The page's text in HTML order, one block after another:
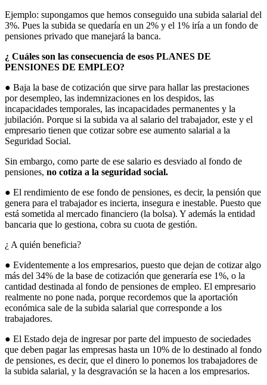
Ejemplo: supongamos que hemos conseguido una subida salarial del
3%. Pues la subida se quedaría en un 2% y el 1% iría a un fondo de
pensiones privado que manejará la banca.
¿ Cuáles son las consecuencia de esos PLANES DE
PENSIONES DE EMPLEO?
● Baja la base de cotización que sirve para hallar las prestaciones
por desempleo, las indemnizaciones en los despidos, las
incapacidades temporales, las incapacidades permanentes y la
jubilación. Porque si la subida va al salario del trabajador, este y el
empresario tienen que cotizar sobre ese aumento salarial a la
Seguridad Social.
Sin embargo, como parte de ese salario es desviado al fondo de
pensiones, no cotiza a la seguridad social.
● El rendimiento de ese fondo de pensiones, es decir, la pensión que
genera para el trabajador es incierta, insegura e inestable. Puesto que
está sometida al mercado financiero (la bolsa). Y además la entidad
bancaria que lo gestiona, cobra su cuota de gestión.
¿ A quién beneficia?
● Evidentemente a los empresarios, puesto que dejan de cotizar algo
más del 34% de la base de cotización que generaría ese 1%, o la
cantidad destinada al fondo de pensiones de empleo. El empresario
realmente no pone nada, porque recordemos que la aportación
económica sale de la subida salarial que corresponde a los
trabajadores.
● El Estado deja de ingresar por parte del impuesto de sociedades
que deben pagar las empresas hasta un 10% de lo destinado al fondo
de pensiones, es decir, que el dinero lo ponemos los trabajadores de
la subida salarial, y la desgravación se la hacen a los empresarios.